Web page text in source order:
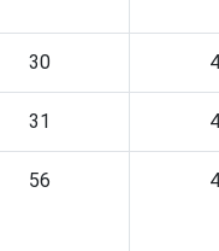
30
31
56